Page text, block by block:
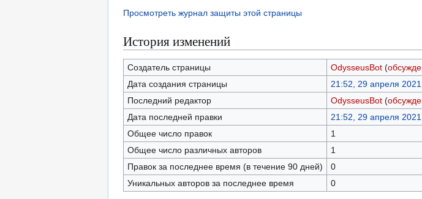
Просмотреть журнал защиты этой страницы
История изменений
Создатель страницы OdysseusBot (
Дата создания страницы
21:52, 29 апреля 2021
Последний редактор
OdysseusBot (
Дата последней правки
21:52, 29 апреля 2021
Общее число правок
1
Общее число различных авторов
1
Правок за последнее время (в течение 90 дней)
0
Уникальных авторов за последнее время
0